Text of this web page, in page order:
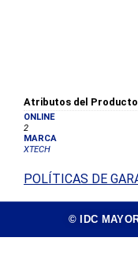
Atributos del Producto
ONLINE
2
MARCA
XTECH
POLÍTICAS DE
© IDC